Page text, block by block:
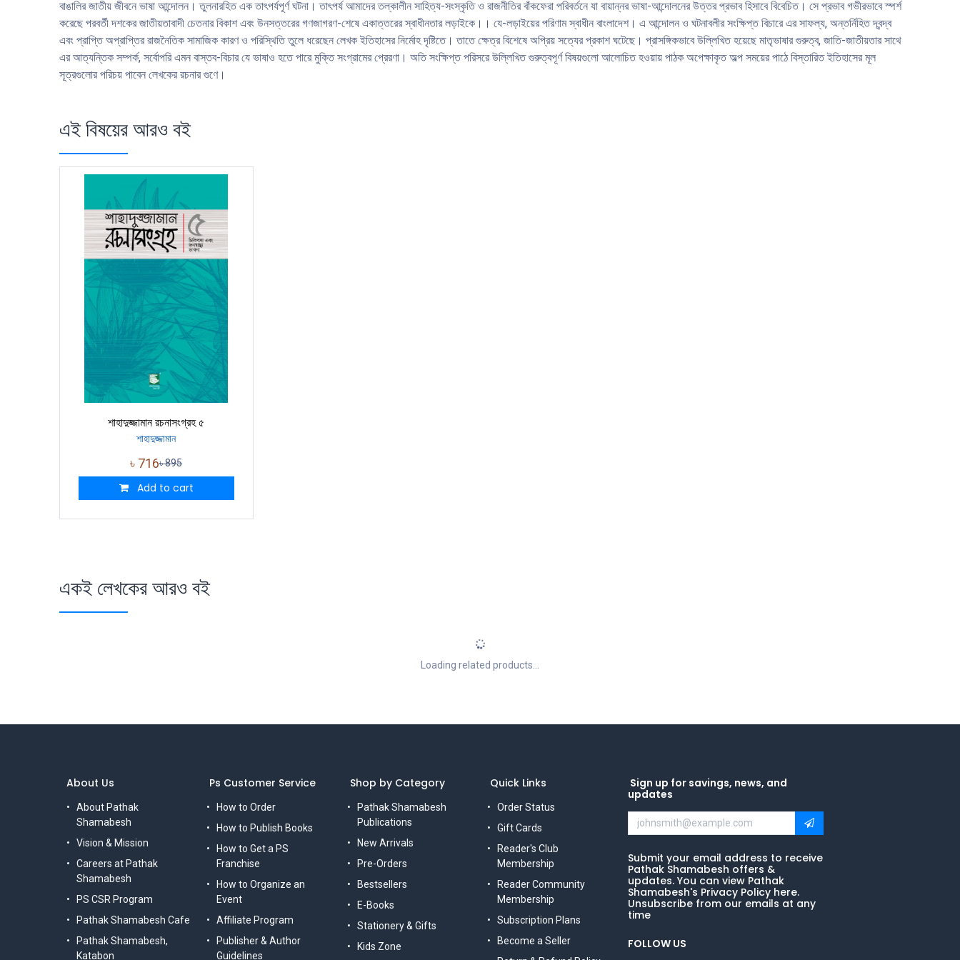
বাঙালির জাতীয় জীবনে ভাষা আন্দোলন। তুলনারহিত এক তাৎপর্যপূর্ণ ঘটনা। তাৎপর্য আমাদের তল্কালীন সাহিত্য-সংস্কৃতি ও রাজনীতির বাঁকফেরা পরিবর্তনে যা বায়ান্নর ভাষা-আন্দোলনের উত্তর প্রভাব হিসাবে বিবেচিত। সে প্রভাব গভীরভাবে স্পর্শ
করেছে পরবর্তী দশকের জাতীয়তাবাদী চেতনার বিকাশ এবং উনসত্তরের গণজাগরণ-শেষে একাত্তরের স্বাধীনতার লড়াইকে।। যে-লড়াইয়ের পরিণাম স্বাধীন বাংলাদেশ। এ আন্দোলন ও ঘটনাবলীর সংক্ষিপ্ত বিচারে এর সাফল্য, অন্তর্নিহিত দ্বন্দ্ব
এবং প্রাপ্তি অপ্রাপ্তির রাজনৈতিক সামাজিক কারণ ও পরিস্থিতি তুলে ধরেছেন লেখক ইতিহাসের নির্মোহ দৃষ্টিতে। তাতে ক্ষেত্র বিশেষে অপ্রিয় সত্যের প্রকাশ ঘটেছে। প্রাসঙ্গিকভাবে উল্লিখিত হয়েছে মাতৃভাষার গুরুত্ব, জাতি-জাতীয়তার সাথে
এর আত্যন্তিক সম্পর্ক, সর্বোপরি এমন বাস্তব-বিচার যে ভাষাও হতে পারে মুক্তি সংগ্রামের প্রেরণা। অতি সংক্ষিপ্ত পরিসরে উল্লিখিত গুরুত্বপূর্ণ বিষয়গুলাে আলােচিত হওয়ায় পাঠক অপেক্ষাকৃত অল্প সময়ের পাঠে বিস্তারিত ইতিহাসের মূল
সূত্রগুলাের পরিচয় পাবেন লেখকের রচনার গুণে।
এই বিষয়ের আরও বই
শাহাদুজ্জামান রচনাসংগ্রহ ৫
শাহাদুজ্জামান
৳ 716৳895
Add to cart
একই লেখকের আরও বই
Loading related products...
Ps Customer Service
How to Order
How to Publish Books
How to Get a PS
Franchise
How to Organize an
Event
Affiliate Program
Publisher & Author
Guidelines
Shop by Category
Pathak Shamabesh
Publications
New Arrivals
Pre-Orders
Bestsellers
E-Books
Stationery & Gifts
Kids Zone
Quick Links
Order Status
Gift Cards
Reader's Club
Membership
Reader Community
Membership
Subscription Plans
Become a Seller
Sign up for savings, news, and
updates
Submit your email address to receive
Pathak Shamabesh offers &
updates. You can view Pathak
Shamabesh's Privacy Policy here.
Unsubscribe from our emails at any
time
FOLLOW US
About Us
About Pathak
Shamabesh
Vision & Mission
Careers at Pathak
Shamabesh
PS CSR Program
Pathak Shamabesh Cafe
Pathak Shamabesh,
Katabon